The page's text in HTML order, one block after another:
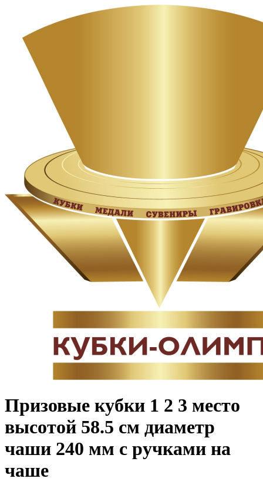
Призовые кубки 1 2 3 место
высотой 58.5 см диаметр
чаши 240 мм с ручками на
чаше